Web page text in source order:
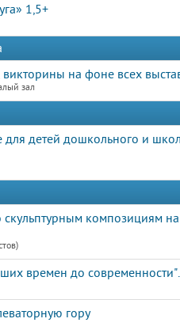
1,5+
на фоне всех
зал
для детей дошкольного и
скульптурным композициям
времен до современности".
гору